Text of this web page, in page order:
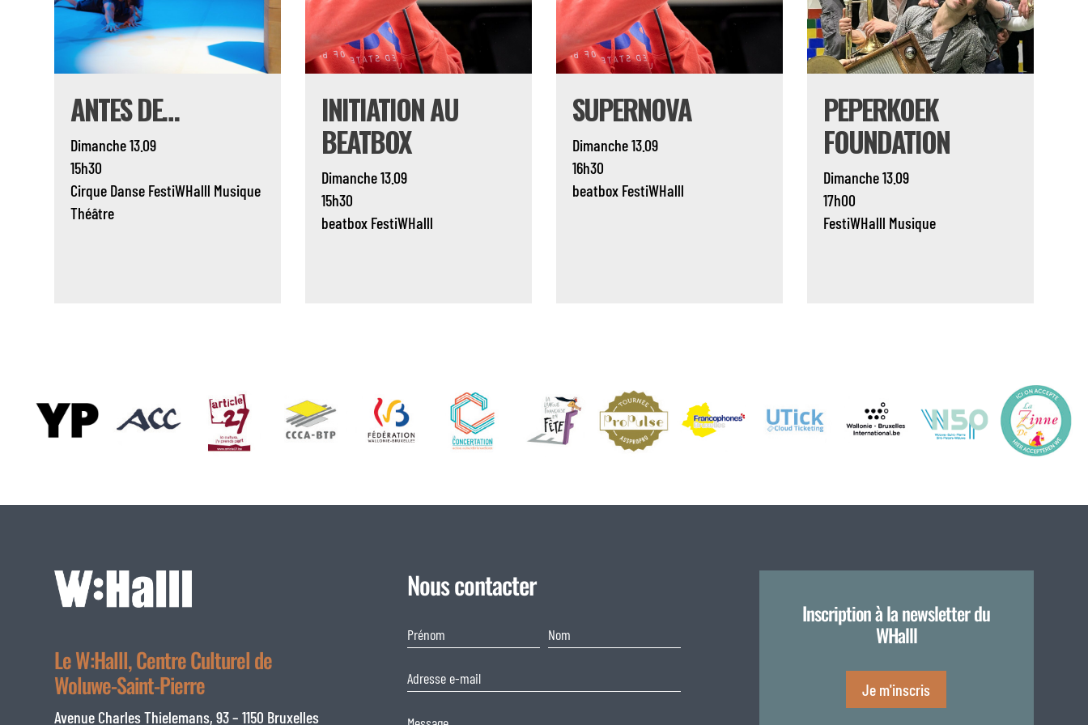
ANTES DE…
Dimanche 13.09
15h30
Cirque Danse FestiWHalll Musique
Théâtre
INITIATION AU
BEATBOX
Dimanche 13.09
15h30
beatbox FestiWHalll
SUPERNOVA
Dimanche 13.09
16h30
beatbox FestiWHalll
PEPERKOEK
FOUNDATION
Dimanche 13.09
17h00
FestiWHalll Musique
Le W:Halll, Centre Culturel de
Woluwe-Saint-Pierre
Avenue Charles Thielemans, 93 – 1150 Bruxelles
Nous contacter
Inscription à la newsletter du
WHalll
Je m'inscris